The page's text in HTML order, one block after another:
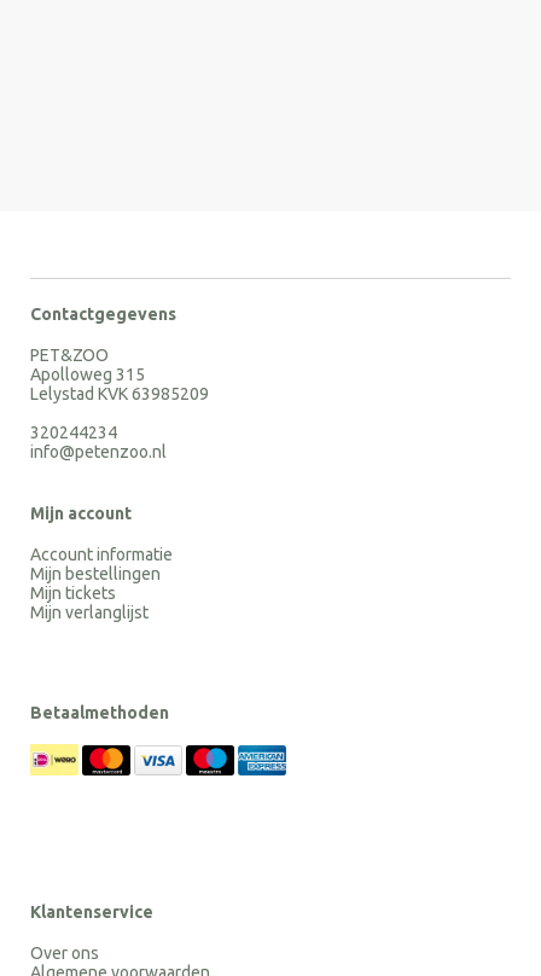
Contactgegevens
PET&ZOO
Apolloweg 315
Lelystad KVK 63985209
320244234
info@petenzoo.nl
Mijn account
Account informatie
Mijn bestellingen
Mijn tickets
Mijn verlanglijst
Betaalmethoden
Klantenservice
Over ons